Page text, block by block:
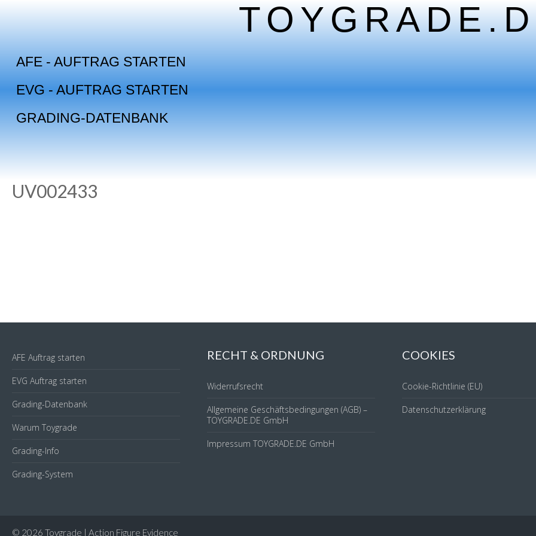
AFE - AUFTRAG STARTEN
EVG - AUFTRAG STARTEN
GRADING-DATENBANK
UV002433
AFE Auftrag starten
EVG Auftrag starten
Grading-Datenbank
Warum Toygrade
Grading-Info
Grading-System
RECHT & ORDNUNG
Widerrufsrecht
Allgemeine Geschäftsbedingungen (AGB) –
TOYGRADE.DE GmbH
Impressum TOYGRADE.DE GmbH
COOKIES
Cookie-Richtlinie (EU)
Datenschutzerklärung
© 2026 Toygrade | Action Figure Evidence